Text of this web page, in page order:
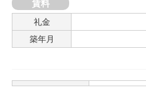
賃料
礼金
築年月